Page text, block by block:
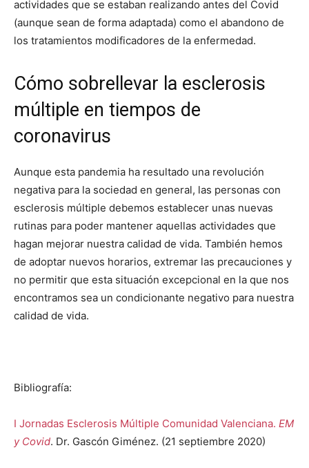
actividades que se estaban realizando antes del Covid
(aunque sean de forma adaptada) como el abandono de
los tratamientos modificadores de la enfermedad.
Cómo sobrellevar la esclerosis
múltiple en tiempos de
coronavirus
Aunque esta pandemia ha resultado una revolución
negativa para la sociedad en general, las personas con
esclerosis múltiple debemos establecer unas nuevas
rutinas para poder mantener aquellas actividades que
hagan mejorar nuestra calidad de vida. También hemos
de adoptar nuevos horarios, extremar las precauciones y
no permitir que esta situación excepcional en la que nos
encontramos sea un condicionante negativo para nuestra
calidad de vida.
Bibliografía:
I Jornadas Esclerosis Múltiple Comunidad Valenciana. EM
y Covid. Dr. Gascón Giménez. (21 septiembre 2020)